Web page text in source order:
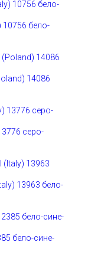
10756 бело-
14086
серо-
13963 бело-
бело-сине-